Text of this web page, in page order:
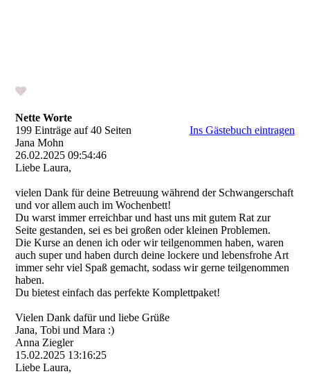
Nette Worte
199 Einträge auf 40 Seiten
Ins Gästebuch eintragen
Jana Mohn
26.02.2025 09:54:46
Liebe Laura,
vielen Dank für deine Betreuung während der Schwangerschaft
und vor allem auch im Wochenbett!
Du warst immer erreichbar und hast uns mit gutem Rat zur
Seite gestanden, sei es bei großen oder kleinen Problemen.
Die Kurse an denen ich oder wir teilgenommen haben, waren
auch super und haben durch deine lockere und lebensfrohe Art
immer sehr viel Spaß gemacht, sodass wir gerne teilgenommen
haben.
Du bietest einfach das perfekte Komplettpaket!
Vielen Dank dafür und liebe Grüße
Jana, Tobi und Mara :)
Anna Ziegler
15.02.2025 13:16:25
Liebe Laura,